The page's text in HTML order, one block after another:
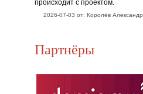
происходит с проектом.
2026-07-03 от: Королёв Александр
Партнёры